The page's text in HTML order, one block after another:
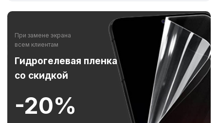
При замене экрана
всем клиентам
Гидрогелевая пленка
со скидкой
-20%